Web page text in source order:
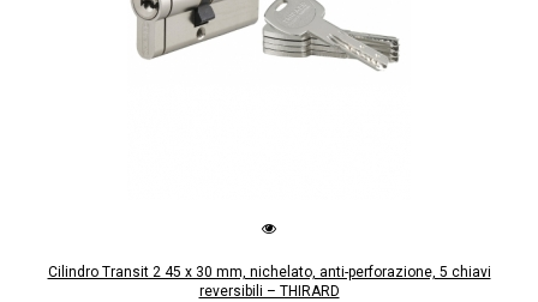
Cilindro Transit 2 45 x 30 mm, nichelato, anti-perforazione, 5 chiavi
reversibili – THIRARD